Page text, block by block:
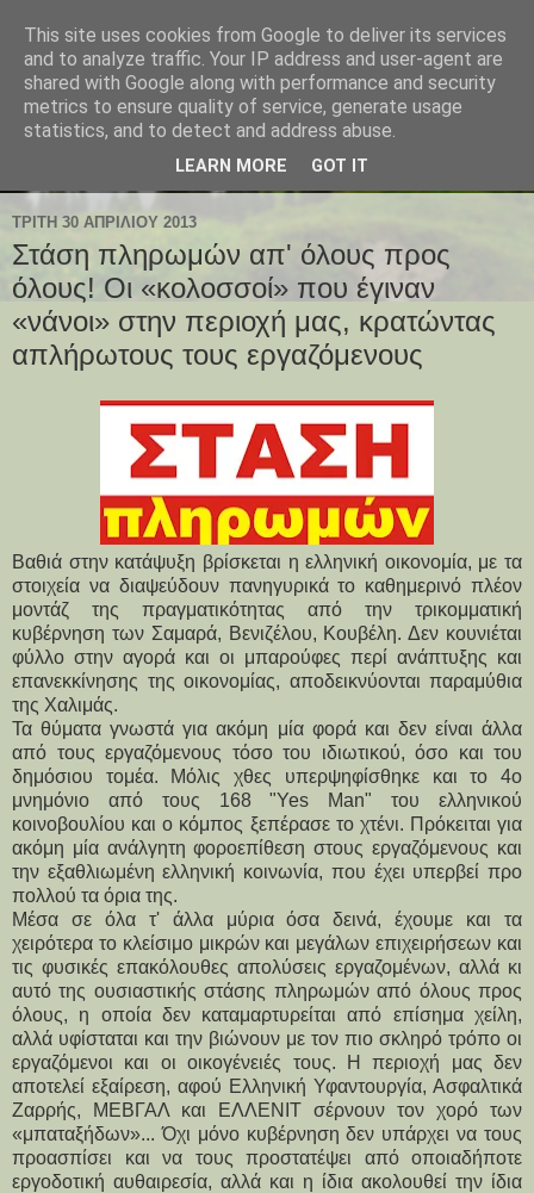
ΤΡΊΤΗ 30 ΑΠΡΙΛΊΟΥ 2013
Στάση πληρωμών απ' όλους προς
όλους! Οι «κολοσσοί» που έγιναν
«νάνοι» στην περιοχή μας, κρατώντας
απλήρωτους τους εργαζόμενους
Βαθιά στην κατάψυξη βρίσκεται η ελληνική οικονομία, με τα
στοιχεία να διαψεύδουν πανηγυρικά το καθημερινό πλέον
μοντάζ της πραγματικότητας από την τρικομματική
κυβέρνηση των Σαμαρά, Βενιζέλου, Κουβέλη. Δεν κουνιέται
φύλλο στην αγορά και οι μπαρούφες περί ανάπτυξης και
επανεκκίνησης της οικονομίας, αποδεικνύονται παραμύθια
της Χαλιμάς.
Τα θύματα γνωστά για ακόμη μία φορά και δεν είναι άλλα
από τους εργαζόμενους τόσο του ιδιωτικού, όσο και του
δημόσιου τομέα. Μόλις χθες υπερψηφίσθηκε και το 4ο
μνημόνιο από τους 168 "Yes Man" του ελληνικού
κοινοβουλίου και ο κόμπος ξεπέρασε το χτένι. Πρόκειται για
ακόμη μία ανάλγητη φοροεπίθεση στους εργαζόμενους και
την εξαθλιωμένη ελληνική κοινωνία, που έχει υπερβεί προ
πολλού τα όρια της.
Μέσα σε όλα τ' άλλα μύρια όσα δεινά, έχουμε και τα
χειρότερα το κλείσιμο μικρών και μεγάλων επιχειρήσεων και
τις φυσικές επακόλουθες απολύσεις εργαζομένων, αλλά κι
αυτό της ουσιαστικής στάσης πληρωμών από όλους προς
όλους, η οποία δεν καταμαρτυρείται από επίσημα χείλη,
αλλά υφίσταται και την βιώνουν με τον πιο σκληρό τρόπο οι
εργαζόμενοι και οι οικογένειές τους. Η περιοχή μας δεν
αποτελεί εξαίρεση, αφού Ελληνική Υφαντουργία, Ασφαλτικά
Ζαρρής, ΜΕΒΓΑΛ και ΕΛΛΕΝΙΤ σέρνουν τον χορό των
«μπαταξήδων»... Όχι μόνο κυβέρνηση δεν υπάρχει να τους
προασπίσει και να τους προστατέψει από οποιαδήποτε
εργοδοτική αυθαιρεσία, αλλά και η ίδια ακολουθεί την ίδια
This site uses cookies from Google to deliver its services
and to analyze traffic. Your IP address and user-agent are
shared with Google along with performance and security
metrics to ensure quality of service, generate usage
statistics, and to detect and address abuse.
LEARN MORE GOT IT